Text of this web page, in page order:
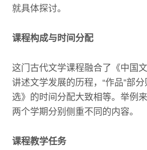
就具体探讨。
课程构成与时间分配
这门古代文学课程融合了《中国
讲述文学发展的历程，“作品”部
选》的时间分配大致相等。举例
两个学期分别侧重不同的内容。
课程教学任务